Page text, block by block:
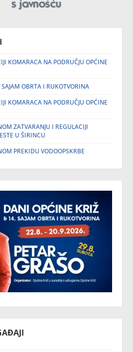
KOMARACA NA PODRUČJU OPĆINE
OBRTA I RUKOTVORINA
KOMARACA NA PODRUČJU OPĆINE
ZATVARANJU I REGULACIJI
U ŠIRINCU
PREKIDU VODOOPSKRBE